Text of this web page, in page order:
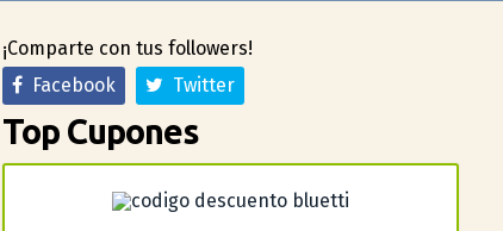
¡Comparte con tus followers!
Facebook
Twitter
Top Cupones